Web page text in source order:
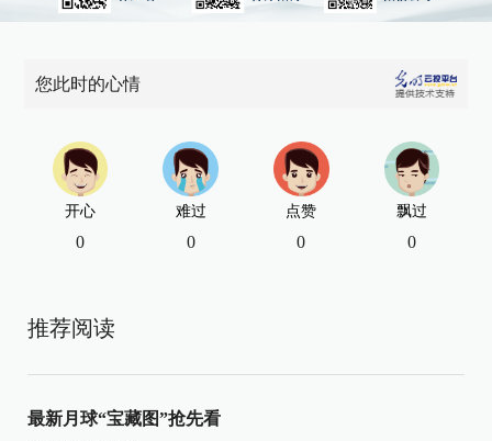
您此时的心情
开心
0
难过
0
点赞
0
飘过
0
推荐阅读
最新月球“宝藏图”抢先看